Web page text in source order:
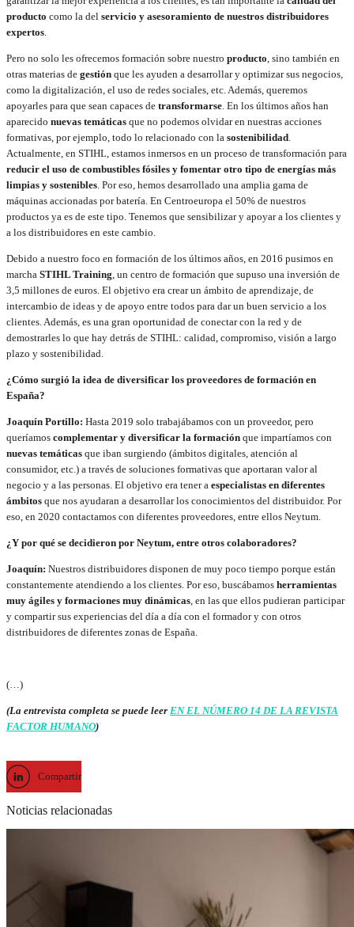
producto como la del servicio y asesoramiento de nuestros distribuidores
expertos.
Pero no solo les ofrecemos formación sobre nuestro producto, sino también en
otras materias de gestión que les ayuden a desarrollar y optimizar sus negocios,
como la digitalización, el uso de redes sociales, etc. Además, queremos
apoyarles para que sean capaces de transformarse. En los últimos años han
aparecido nuevas temáticas que no podemos olvidar en nuestras acciones
formativas, por ejemplo, todo lo relacionado con la sostenibilidad.
Actualmente, en STIHL, estamos inmersos en un proceso de transformación para
reducir el uso de combustibles fósiles y fomentar otro tipo de energías más
limpias y sostenibles. Por eso, hemos desarrollado una amplia gama de
máquinas accionadas por batería. En Centroeuropa el 50% de nuestros
productos ya es de este tipo. Tenemos que sensibilizar y apoyar a los clientes y
a los distribuidores en este cambio.
Debido a nuestro foco en formación de los últimos años, en 2016 pusimos en
marcha STIHL Training, un centro de formación que supuso una inversión de
3,5 millones de euros. El objetivo era crear un ámbito de aprendizaje, de
intercambio de ideas y de apoyo entre todos para dar un buen servicio a los
clientes. Además, es una gran oportunidad de conectar con la red y de
demostrarles lo que hay detrás de STIHL: calidad, compromiso, visión a largo
plazo y sostenibilidad.
¿Cómo surgió la idea de diversificar los proveedores de formación en
España?
Joaquín Portillo: Hasta 2019 solo trabajábamos con un proveedor, pero
queríamos complementar y diversificar la formación que impartíamos con
nuevas temáticas que iban surgiendo (ámbitos digitales, atención al
consumidor, etc.) a través de soluciones formativas que aportaran valor al
negocio y a las personas. El objetivo era tener a especialistas en diferentes
ámbitos que nos ayudaran a desarrollar los conocimientos del distribuidor. Por
eso, en 2020 contactamos con diferentes proveedores, entre ellos Neytum.
¿Y por qué se decidieron por Neytum, entre otros colaboradores?
Joaquín: Nuestros distribuidores disponen de muy poco tiempo porque están
constantemente atendiendo a los clientes. Por eso, buscábamos herramientas
muy ágiles y formaciones muy dinámicas , en las que ellos pudieran participar
y compartir sus experiencias del día a día con el formador y con otros
distribuidores de diferentes zonas de España.
(…)
(La entrevista completa se puede leer EN EL NÚMERO 14 DE LA REVISTA
FACTOR HUMANO)
Compartir
Noticias relacionadas